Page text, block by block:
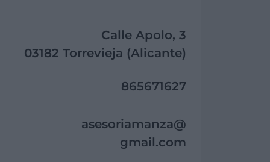
Calle Apolo, 3
03182 Torrevieja (Alicante)
865671627
asesoriamanza@
gmail.com